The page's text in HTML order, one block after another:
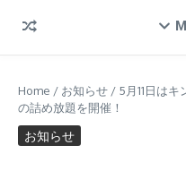
Home / お知らせ / 5月11日は
の詰め放題を開催！
お知らせ